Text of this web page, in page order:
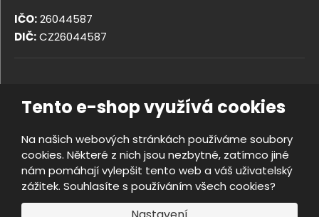
Tento e-shop využívá cookies
Na našich webových stránkách používáme soubory
cookies. Některé z nich jsou nezbytné, zatímco jiné
nám pomáhají vylepšit tento web a váš uživatelský
zážitek. Souhlasíte s používáním všech cookies?
IČO:26044587
DIČ:CZ26044587
Obchodní podmínky
Prohlášení o přístupnosti
Nastavení cookies
Mapa stránek
Vyrobila
e